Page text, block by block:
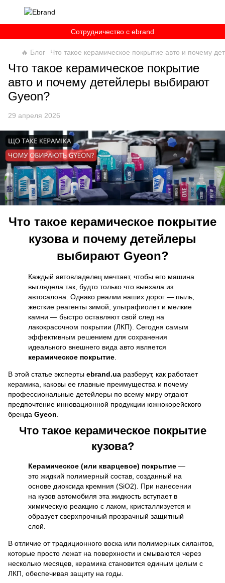
Сотрудничество c ebrand
🔥 Блог Что такое керамическое покрытие авто и почему
Что такое керамическое покрытие
авто и почему детейлеры выбирают
Gyeon?
29 апреля 2026
Что такое керамическое покрытие
кузова и почему детейлеры
выбирают Gyeon?
Каждый автовладелец мечтает, чтобы его машина
выглядела так, будто только что выехала из
автосалона. Однако реалии наших дорог — пыль,
жесткие реагенты зимой, ультрафиолет и мелкие
камни — быстро оставляют свой след на
лакокрасочном покрытии (ЛКП). Сегодня самым
эффективным решением для сохранения
идеального внешнего вида авто является
керамическое покрытие.
В этой статье эксперты ebrand.ua разберут, как работает
керамика, каковы ее главные преимущества и почему
профессиональные детейлеры по всему миру отдают
предпочтение инновационной продукции южнокорейского
бренда Gyeon.
Что такое керамическое покрытие
кузова?
Керамическое (или кварцевое) покрытие —
это жидкий полимерный состав, созданный на
основе диоксида кремния (SiO2). При нанесении
на кузов автомобиля эта жидкость вступает в
химическую реакцию с лаком, кристаллизуется и
образует сверхпрочный прозрачный защитный
слой.
В отличие от традиционного воска или полимерных силантов,
которые просто лежат на поверхности и смываются через
несколько месяцев, керамика становится единым целым с
ЛКП, обеспечивая защиту на годы.